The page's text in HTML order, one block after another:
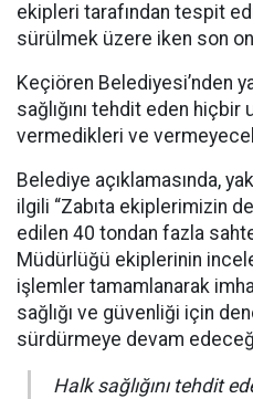
ekipleri tarafından tespit
sürülmek üzere iken son
Keçiören Belediyesi’nden
sağlığını tehdit eden
vermedikleri ve
Belediye açıklamasında,
ilgili “Zabıta ekiplerimizin
edilen 40 tondan fazla
Müdürlüğü ekiplerinin
işlemler tamamlanarak
sağlığı ve güvenliği için
sürdürmeye devam
Halk sağlığını tehdit